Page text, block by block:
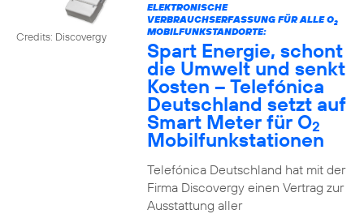
Credits: Discovergy
ELEKTRONISCHE
VERBRAUCHSERFASSUNG FÜR ALLE O2
MOBILFUNKSTANDORTE:
Spart Energie, schont
die Umwelt und senkt
Kosten – Telefónica
Deutschland setzt auf
Smart Meter für O2
Mobilfunkstationen
Telefónica Deutschland hat mit der
Firma Discovergy einen Vertrag zur
Ausstattung aller